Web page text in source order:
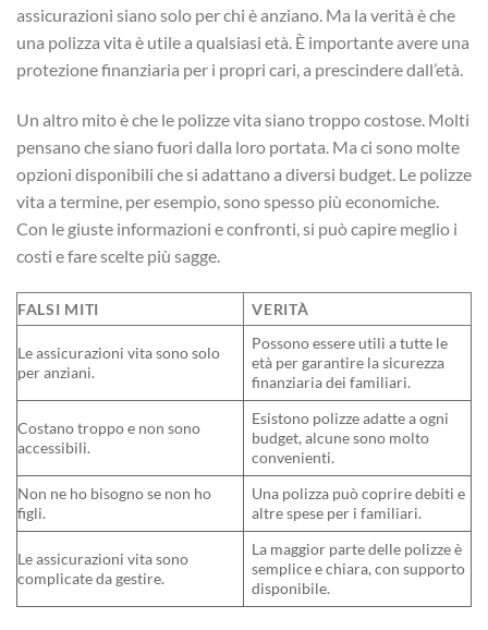
assicurazioni siano solo per chi è anziano. Ma la verità è che
una polizza vita è utile a qualsiasi età. È importante avere una
protezione finanziaria per i propri cari, a prescindere dall’età.
Un altro mito è che le polizze vita siano troppo costose. Molti
pensano che siano fuori dalla loro portata. Ma ci sono molte
opzioni disponibili che si adattano a diversi budget. Le polizze
vita a termine, per esempio, sono spesso più economiche.
Con le giuste informazioni e confronti, si può capire meglio i
costi e fare scelte più sagge.
FALSI MITI VERITÀ
Le assicurazioni vita sono solo
per anziani.
Possono essere utili a tutte le
età per garantire la sicurezza
finanziaria dei familiari.
Costano troppo e non sono
accessibili.
Esistono polizze adatte a ogni
budget, alcune sono molto
convenienti.
Non ne ho bisogno se non ho
figli.
Una polizza può coprire debiti e
altre spese per i familiari.
Le assicurazioni vita sono
complicate da gestire.
La maggior parte delle polizze è
semplice e chiara, con supporto
disponibile.